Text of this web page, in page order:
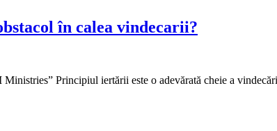
în calea vindecarii?
Principiul iertării este o adevărată cheie a